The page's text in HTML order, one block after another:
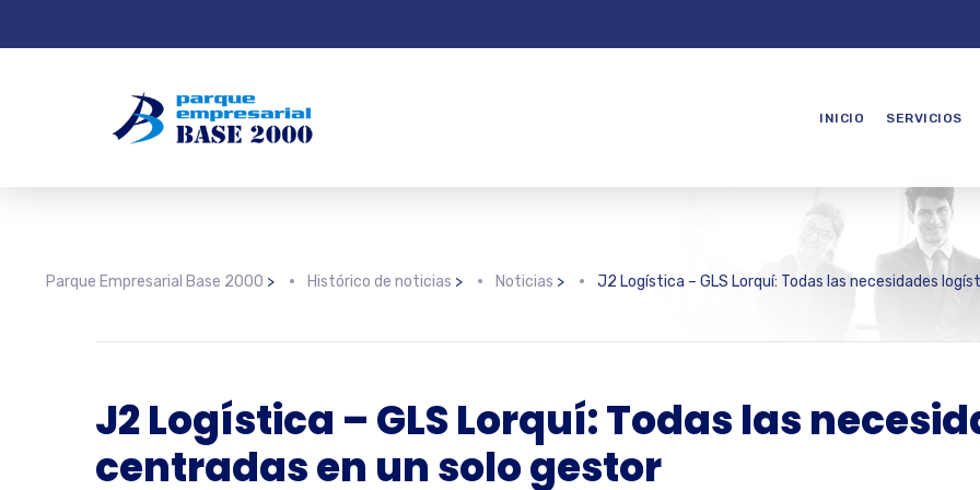
INICIO SERVICIOS
Parque Empresarial Base 2000 > Histórico de noticias > Noticias > J2 Logística – GLS Lorquí: Todas las necesidades
J2 Logística – GLS Lorquí: Todas las
centradas en un solo gestor